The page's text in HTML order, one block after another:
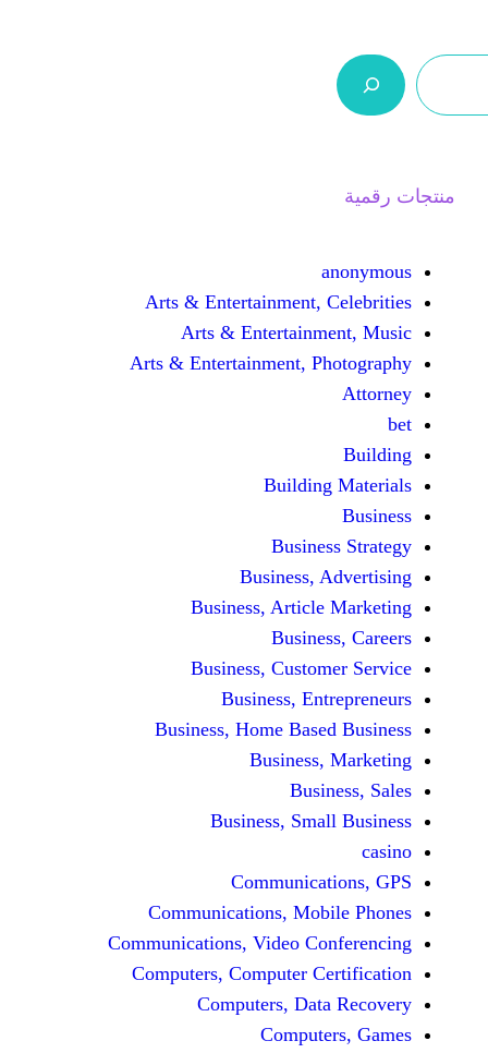
Arts & Entertainment,
Arts &
Arts & Entertainment,
Business,
Business,
Business,
Business,
Business, Home
Business,
Communications,
Communications, Video
Computers, Computer
Computers,